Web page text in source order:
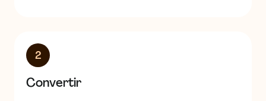
2
Convertir